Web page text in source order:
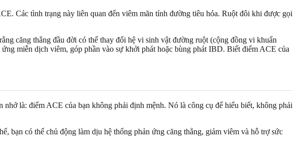
Các tình trạng này liên quan đến viêm mãn tính đường tiêu hóa. Ruột đôi khi được gọi
căng thẳng đầu đời có thể thay đổi hệ vi sinh vật đường ruột (cộng đồng vi khuẩn
miễn dịch viêm, góp phần vào sự khởi phát hoặc bùng phát IBD. Biết điểm ACE của
là: điểm ACE của bạn không phải định mệnh. Nó là công cụ để hiểu biết, không phải
bạn có thể chủ động làm dịu hệ thống phản ứng căng thẳng, giảm viêm và hỗ trợ sức